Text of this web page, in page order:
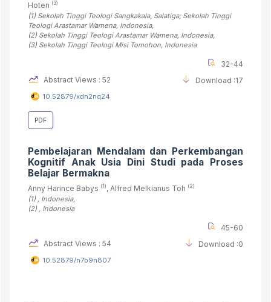
Hoten (3)
(1) Sekolah Tinggi Teologi Sangkakala, Salatiga; Sekolah Tinggi
Teologi Arastamar Wamena, Indonesia,
(2) Sekolah Tinggi Teologi Arastamar Wamena, Indonesia,
(3) Sekolah Tinggi Teologi Misi Tomohon , Indonesia
32-44
Abstract Views : 52
Download :17
10.52879/xdn2nq24
PDF
Pembelajaran Mendalam dan Perkembangan
Kognitif Anak Usia Dini Studi pada Proses
Belajar Bermakna
Anny Harince Babys (1), Alfred Melkianus Toh (2)
(1) , Indonesia,
(2)
, Indonesia
45-60
Abstract Views : 54
Download :0
10.52879/n7b9n807